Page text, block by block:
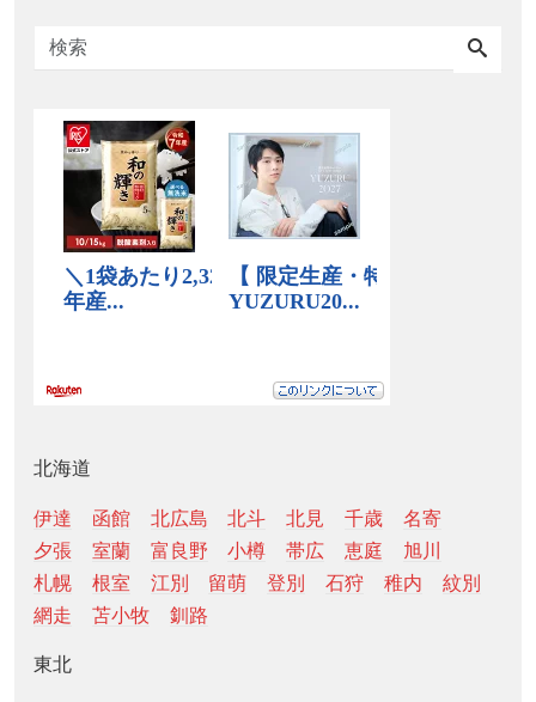
北海道
伊達 函館 北広島 北斗 北見 千歳
名寄
夕張
室蘭 富良野 小樽 帯広 恵庭
旭川
札幌
根室 江別 留萌 登別 石狩 稚内
紋別
網走
苫小牧 釧路
東北